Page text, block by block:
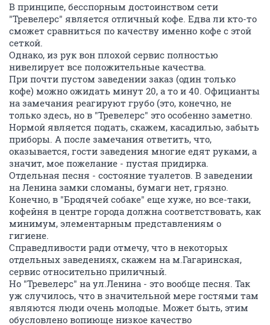
В принципе, бесспорным достоинством сети
"Тревелерс" является отличный кофе. Едва ли кто-то
сможет сравниться по качеству именно кофе с этой
сеткой.
Однако, из рук вон плохой сервис полностью
нивелирует все положительные качества.
При почти пустом заведении заказ (один только
кофе) можно ожидать минут 20, а то и 40. Официанты
на замечания реагируют грубо (это, конечно, не
только здесь, но в "Тревелерс" это особенно заметно.
Нормой является подать, скажем, касадилью, забыть
приборы. А после замечания ответить, что,
оказывается, гости заведения многие едят руками, а
значит, мое пожелание - пустая придирка.
Отдельная песня - состояние туалетов. В заведении
на Ленина замки сломаны, бумаги нет, грязно.
Конечно, в "Бродячей собаке" еще хуже, но все-таки,
кофейня в центре города должна соответствовать, как
минимум, элементарным представлениям о
гигиене.
Справедливости ради отмечу, что в некоторых
отдельных заведениях, скажем на м.Гагаринская,
сервис относительно приличный.
Но "Тревелерс" на ул.Ленина - это вообще песня. Так
уж случилось, что в значительной мере гостями там
являются люди очень молодые. Может быть, этим
обусловлено вопиюще низкое качество